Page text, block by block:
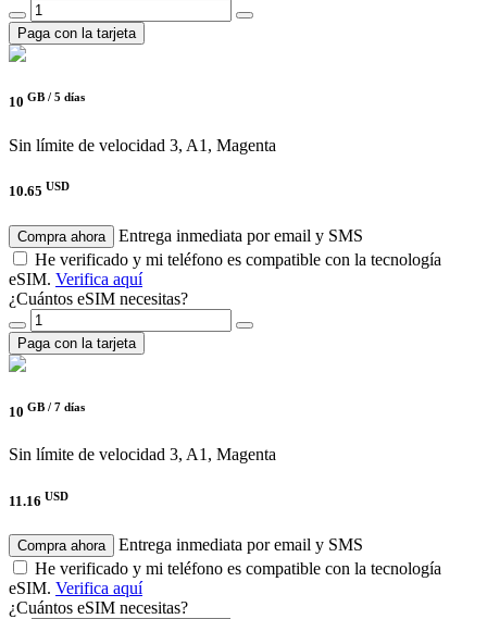
Paga con la tarjeta
10 GB / 5 días
Sin límite de velocidad 3, A1, Magenta
10.65 USD
Compra ahora
Entrega inmediata por email y SMS
He verificado y mi teléfono es compatible con la tecnología
eSIM. Verifica aquí
¿Cuántos eSIM necesitas?
Paga con la tarjeta
10 GB / 7 días
Sin límite de velocidad 3, A1, Magenta
11.16 USD
Compra ahora
Entrega inmediata por email y SMS
He verificado y mi teléfono es compatible con la tecnología
eSIM. Verifica aquí
¿Cuántos eSIM necesitas?